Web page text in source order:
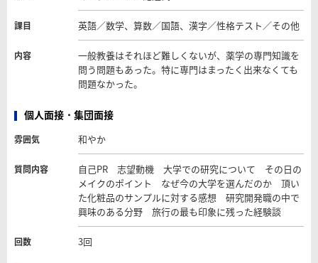
課目 英語／数学、算数／国語、漢字／性格テスト／その他
内容
一般教養はそれほど難しくないが、薬学の専門知識を
問う問題もあった。特に専門はまったく出来なくても
問題なかった。
個人面接・集団面接
雰囲気 和やか
質問内容
自己PR 志望動機 大学での研究について その日の
メイクのポイント なぜ今の大学を選んだのか 頂い
た化粧品のサンプルに対する感想 研究開発職の中で
興味のある分野 旅行の最も印象に残った経験談
回数 3回